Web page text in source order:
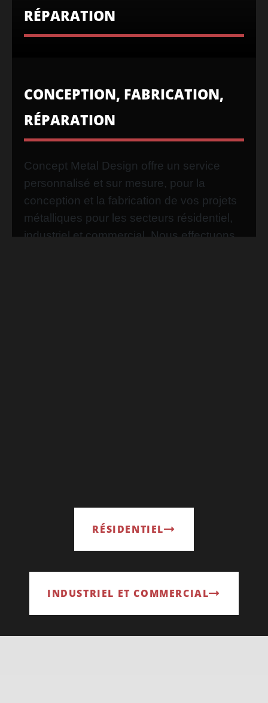
RÉPARATION
CONCEPTION, FABRICATION,
RÉPARATION
Concept Metal Design offre un service
personnalisé et sur mesure, pour la
conception et la fabrication de vos projets
métalliques pour les secteurs résidentiel,
industriel et commercial. Nous effectuons
RÉSIDENTIEL
INDUSTRIEL ET COMMERCIAL